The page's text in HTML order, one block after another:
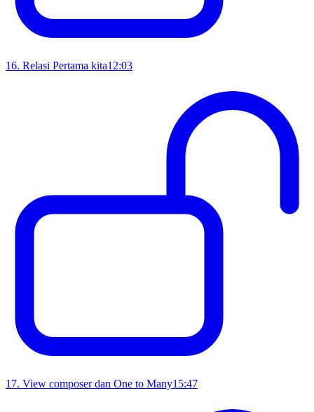
16. Relasi Pertama kita12:03
17. View composer dan One to Many15:47